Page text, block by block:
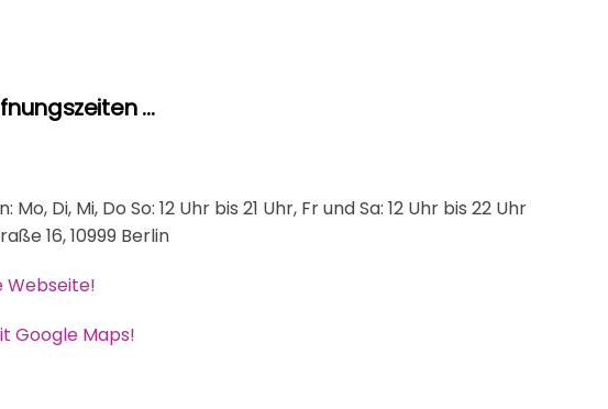
...
Di, Mi, Do So: 12 Uhr bis 21 Uhr, Fr und Sa: 12 Uhr bis 22 Uhr
16, 10999 Berlin
Webseite!
Google Maps!